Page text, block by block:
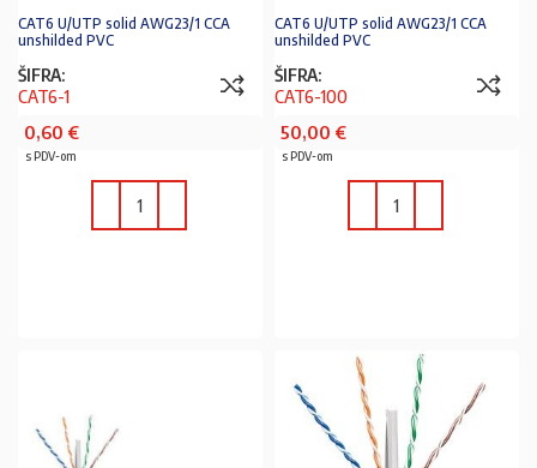
CAT6 U/UTP solid AWG23/1 CCA
unshilded PVC
ŠIFRA:
CAT6-1
0,60 €
s PDV-om
CAT6 U/UTP solid AWG23/1 CCA
unshilded PVC
ŠIFRA:
CAT6-100
50,00 €
s PDV-om